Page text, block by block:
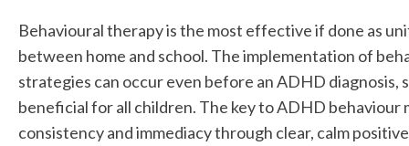
Behavioural therapy is the most effective if done as
between home and school. The implementation of
strategies can occur even before an ADHD diagnosis,
beneficial for all children. The key to ADHD behaviour
consistency and immediacy through clear, calm